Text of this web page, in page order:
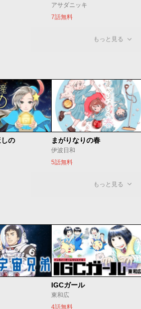
アサダニッキ
7話無料
もっと見る
の まがりなりの春
伊波日和
5話無料
もっと見る
IGCガール
東和広
4話無料